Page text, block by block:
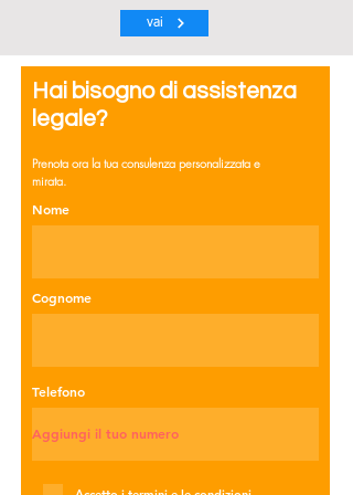
vai
Hai bisogno di assistenza
legale?
Prenota ora la tua consulenza personalizzata e
mirata.
Nome
Cognome
Telefono